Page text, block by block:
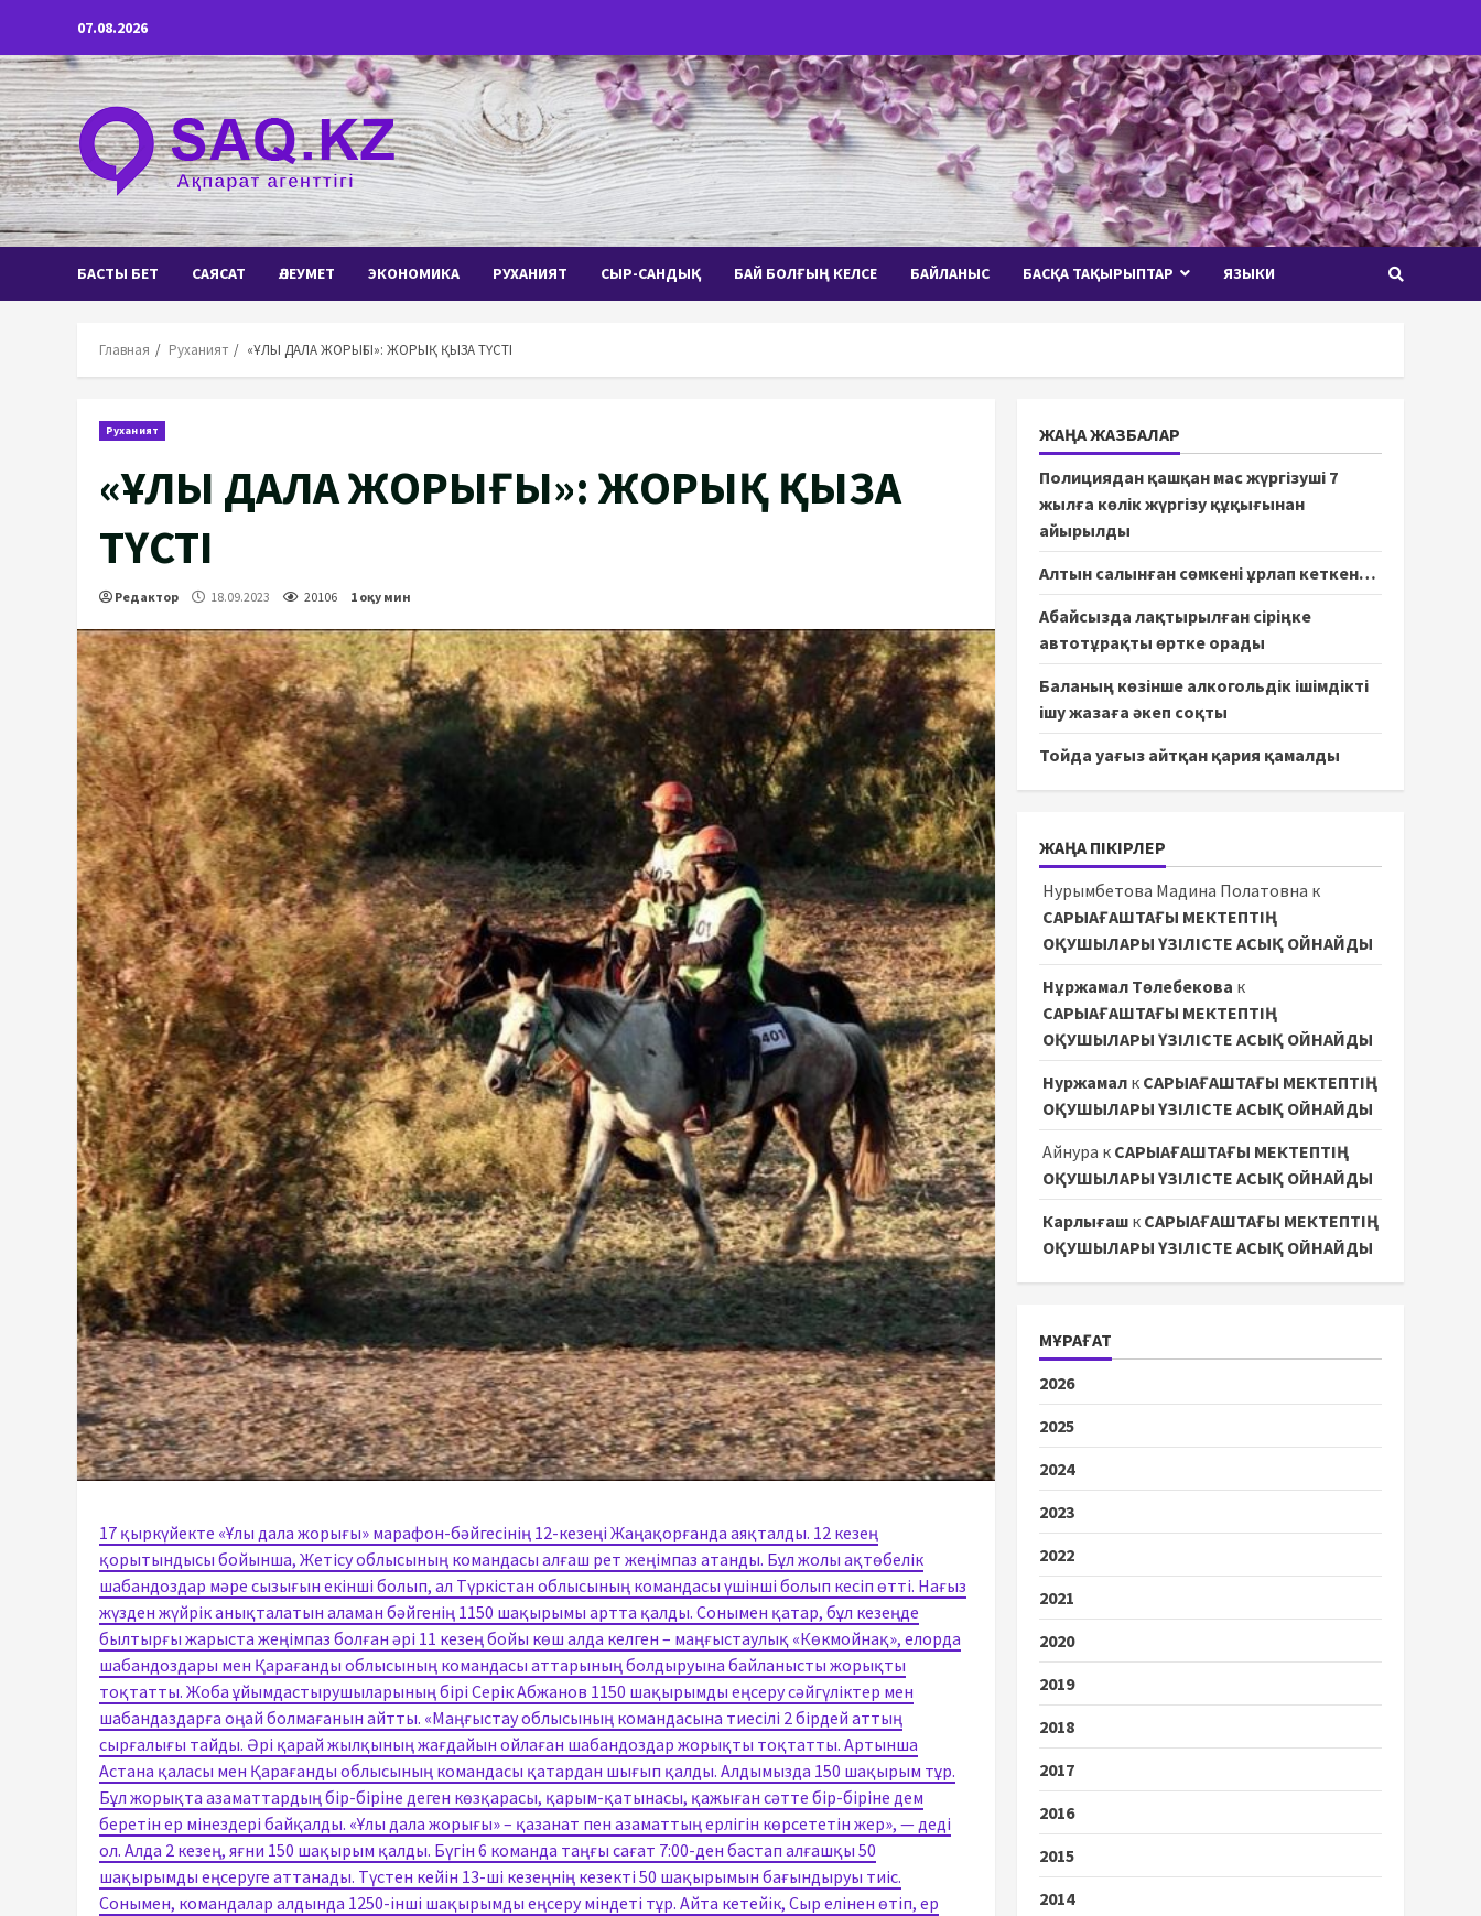
содержимому
07.08.2026
БАСТЫ БЕТ САЯСАТ ӘЛЕУМЕТ ЭКОНОМИКА РУХАНИЯТ СЫР-САНДЫҚ БАЙ БОЛҒЫҢ КЕЛСЕ БАЙЛАНЫС БАСҚА ТАҚЫРЫПТАР ЯЗЫКИ
Главная Руханият «ҰЛЫ ДАЛА ЖОРЫҒЫ»: ЖОРЫҚ ҚЫЗА ТҮСТІ
Руханият
«ҰЛЫ ДАЛА ЖОРЫҒЫ»: ЖОРЫҚ ҚЫЗА
ТҮСТІ
Редактор 18.09.2023 20106 1 оқу мин
17 қыркүйекте «Ұлы дала жорығы» марафон-бәйгесінің 12-кезеңі Жаңақорғанда аяқталды. 12 кезең
қорытындысы бойынша, Жетісу облысының командасы алғаш рет жеңімпаз атанды. Бұл жолы ақтөбелік
шабандоздар мәре сызығын екінші болып, ал Түркістан облысының командасы үшінші болып кесіп өтті. Нағыз
жүзден жүйрік анықталатын аламан бәйгенің 1150 шақырымы артта қалды. Сонымен қатар, бұл кезеңде
былтырғы жарыста жеңімпаз болған әрі 11 кезең бойы көш алда келген – маңғыстаулық «Көкмойнақ», елорда
шабандоздары мен Қарағанды облысының командасы аттарының болдыруына байланысты жорықты
тоқтатты. Жоба ұйымдастырушыларының бірі Серік Абжанов 1150 шақырымды еңсеру сәйгүліктер мен
шабандаздарға оңай болмағанын айтты. «Маңғыстау облысының командасына тиесілі 2 бірдей аттың
сырғалығы тайды. Әрі қарай жылқының жағдайын ойлаған шабандоздар жорықты тоқтатты. Артынша
Астана қаласы мен Қарағанды облысының командасы қатардан шығып қалды. Алдымызда 150 шақырым тұр.
Бұл жорықта азаматтардың бір-біріне деген көзқарасы, қарым-қатынасы, қажыған сәтте бір-біріне дем
беретін ер мінездері байқалды. «Ұлы дала жорығы» – қазанат пен азаматтың ерлігін көрсететін жер», — деді
ол. Алда 2 кезең, яғни 150 шақырым қалды. Бүгін 6 команда таңғы сағат 7:00-ден бастап алғашқы 50
шақырымды еңсеруге аттанады. Түстен кейін 13-ші кезеңнің кезекті 50 шақырымын бағындыруы тиіс.
Сонымен, командалар алдында 1250-інші шақырымды еңсеру міндеті тұр. Айта кетейік, Сыр елінен өтіп, ер
ЖАҢА ЖАЗБАЛАР
Полициядан қашқан мас жүргізуші 7
жылға көлік жүргізу құқығынан
айырылды
Алтын салынған сөмкені ұрлап кеткен…
Абайсызда лақтырылған сіріңке
автотұрақты өртке орады
Баланың көзінше алкогольдік ішімдікті
ішу жазаға әкеп соқты
Тойда уағыз айтқан қария қамалды
ЖАҢА ПІКІРЛЕР
Нурымбетова Мадина Полатовна к
САРЫАҒАШТАҒЫ МЕКТЕПТІҢ
ОҚУШЫЛАРЫ ҮЗІЛІСТЕ АСЫҚ ОЙНАЙДЫ
Нұржамал Төлебекова к
САРЫАҒАШТАҒЫ МЕКТЕПТІҢ
ОҚУШЫЛАРЫ ҮЗІЛІСТЕ АСЫҚ ОЙНАЙДЫ
Нуржамалк САРЫАҒАШТАҒЫ МЕКТЕПТІҢ
ОҚУШЫЛАРЫ ҮЗІЛІСТЕ АСЫҚ ОЙНАЙДЫ
Айнура к САРЫАҒАШТАҒЫ МЕКТЕПТІҢ
ОҚУШЫЛАРЫ ҮЗІЛІСТЕ АСЫҚ ОЙНАЙДЫ
Карлығашк САРЫАҒАШТАҒЫ МЕКТЕПТІҢ
ОҚУШЫЛАРЫ ҮЗІЛІСТЕ АСЫҚ ОЙНАЙДЫ
МҰРАҒАТ
2026
2025
2024
2023
2022
2021
2020
2019
2018
2017
2016
2015
2014